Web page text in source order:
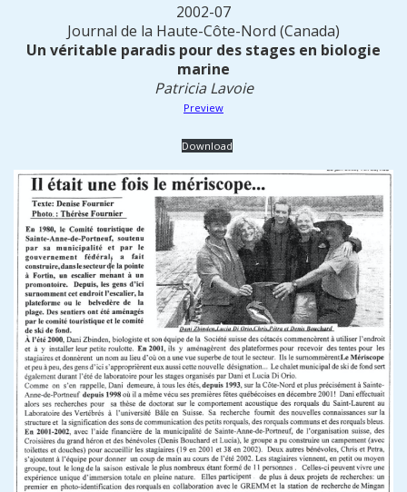
2002-07
Journal de la Haute-Côte-Nord (Canada)
Un véritable paradis pour des stages en biologie
marine
Patricia Lavoie
Preview
Download